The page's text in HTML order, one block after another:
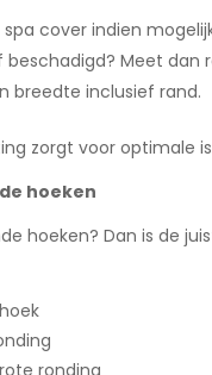
cover indien
beschadigd? Meet
breedte inclusief rand.
zorgt voor optimale
hoeken
hoeken? Dan is de
ronding